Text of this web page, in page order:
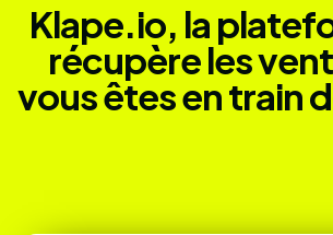
Klape.io, la
récupère les
vous êtes en train